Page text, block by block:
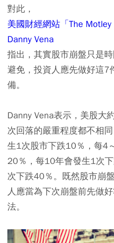
對此，
美國財經網站「The
Danny Vena
指出，其實股市崩盤只是
避免，投資人應先做好這7
備。
Danny Vena表示，美股大
次回落的嚴重程度都不相
生1次股市下跌10％，每4
20％，每10年會發生1次
次下跌40％。既然股市崩
人應當為下次崩盤前先做
法。